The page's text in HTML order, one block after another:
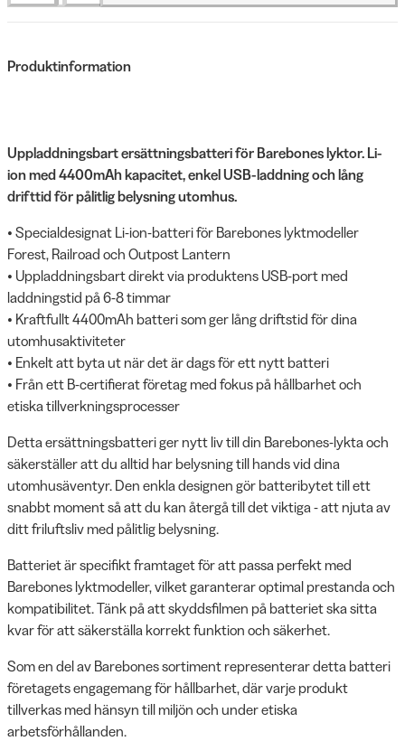
Produktinformation
Uppladdningsbart ersättningsbatteri för Barebones lyktor. Li-
ion med 4400mAh kapacitet, enkel USB-laddning och lång
drifttid för pålitlig belysning utomhus.
• Specialdesignat Li-ion-batteri för Barebones lyktmodeller
Forest, Railroad och Outpost Lantern
• Uppladdningsbart direkt via produktens USB-port med
laddningstid på 6-8 timmar
• Kraftfullt 4400mAh batteri som ger lång driftstid för dina
utomhusaktiviteter
• Enkelt att byta ut när det är dags för ett nytt batteri
• Från ett B-certifierat företag med fokus på hållbarhet och
etiska tillverkningsprocesser
Detta ersättningsbatteri ger nytt liv till din Barebones-lykta och
säkerställer att du alltid har belysning till hands vid dina
utomhusäventyr. Den enkla designen gör batteribytet till ett
snabbt moment så att du kan återgå till det viktiga - att njuta av
ditt friluftsliv med pålitlig belysning.
Batteriet är specifikt framtaget för att passa perfekt med
Barebones lyktmodeller, vilket garanterar optimal prestanda och
kompatibilitet. Tänk på att skyddsfilmen på batteriet ska sitta
kvar för att säkerställa korrekt funktion och säkerhet.
Som en del av Barebones sortiment representerar detta batteri
företagets engagemang för hållbarhet, där varje produkt
tillverkas med hänsyn till miljön och under etiska
arbetsförhållanden.